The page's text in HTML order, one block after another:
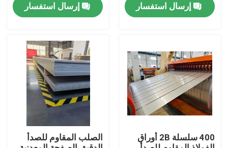
رقابة جودة
اطلب اقتباس
لفائف صفائح الفولاذ المقاوم للصدأ
صفائح الفولاذ المقاوم للصدأ
إرسال استفسار
إرسال استفسار
400 سلسلة 2B أوراق
الصلب المقاوم للصدأ